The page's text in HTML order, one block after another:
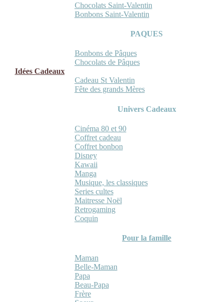
Chocolats Saint-Valentin
Bonbons Saint-Valentin
PAQUES
Bonbons de Pâques
Chocolats de Pâques
Idées Cadeaux
Cadeau St Valentin
Fête des grands Mères
Univers Cadeaux
Cinéma 80 et 90
Coffret cadeau
Coffret bonbon
Disney
Kawaii
Manga
Musique, les classiques
Series cultes
Maitresse Noël
Retrogaming
Coquin
Pour la famille
Maman
Belle-Maman
Papa
Beau-Papa
Frère